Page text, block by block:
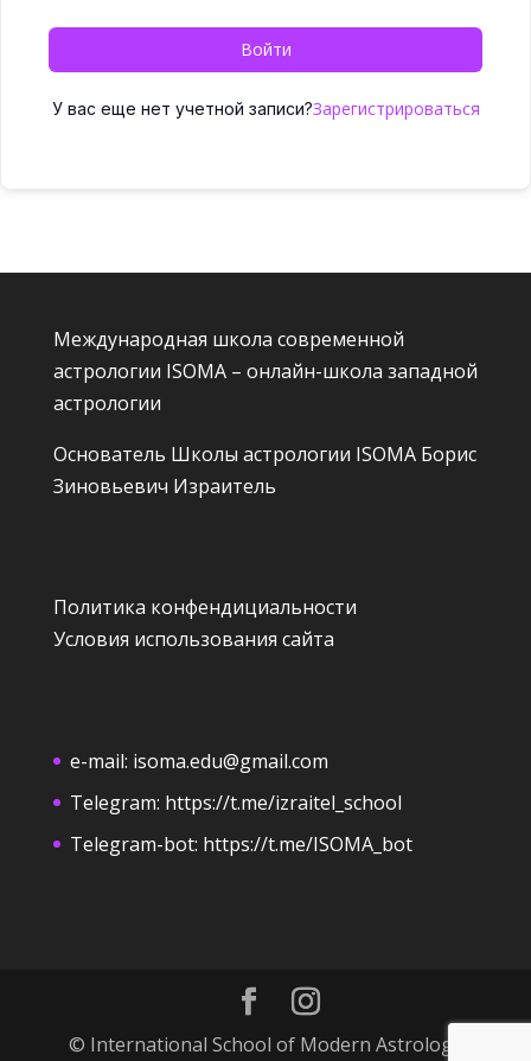
Войти
У вас еще нет учетной записи?Зарегистрироваться
Международная школа современной
астрологии ISOMA – онлайн-школа западной
астрологии
Основатель Школы астрологии ISOMA Борис
Зиновьевич Израитель
Политика конфендициальности
Условия использования сайта
e-mail: isoma.edu@gmail.com
Telegram: https://t.me/izraitel_school
Telegram-bot: https://t.me/ISOMA_bot
© International School of Modern Astrology